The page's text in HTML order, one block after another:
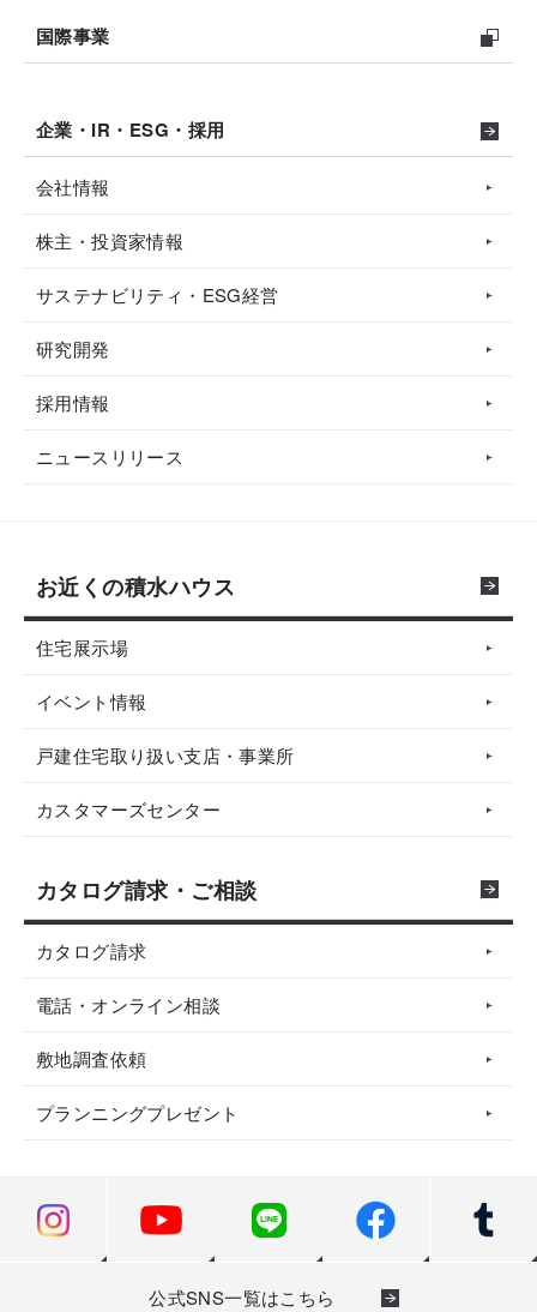
国際事業
企業・IR・ESG・採用
会社情報
株主・投資家情報
サステナビリティ・ESG経営
研究開発
採用情報
ニュースリリース
お近くの積水ハウス
住宅展示場
イベント情報
戸建住宅取り扱い支店・事業所
カスタマーズセンター
カタログ請求・ご相談
カタログ請求
電話・オンライン相談
敷地調査依頼
プランニングプレゼント
公式SNS一覧はこちら